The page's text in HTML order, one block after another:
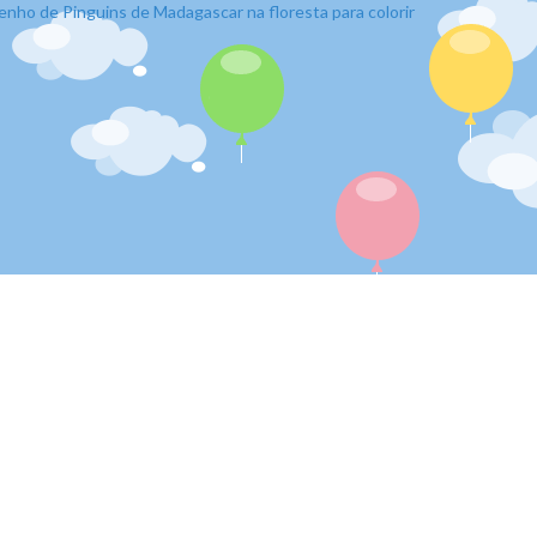
de Pinguins de Madagascar na floresta para colorir